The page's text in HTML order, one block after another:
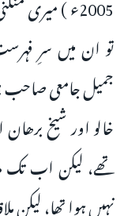
تو ان میں سرِ
جمیل جامعی صاحب
خالو اور شیخ
تھے، لیکن اب تک
نہیں ہوا تھا،